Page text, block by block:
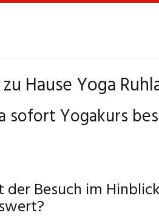
Hause Yoga
sofort Yogakurs
der Besuch im